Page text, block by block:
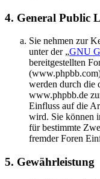
4. General Public
Sie nehmen zur
unter der „GNU
bereitgestellten
werden durch die
www.phpbb.de
Einfluss auf die
wird. Sie können
für bestimmte
fremder Foren
5. Gewährleistung